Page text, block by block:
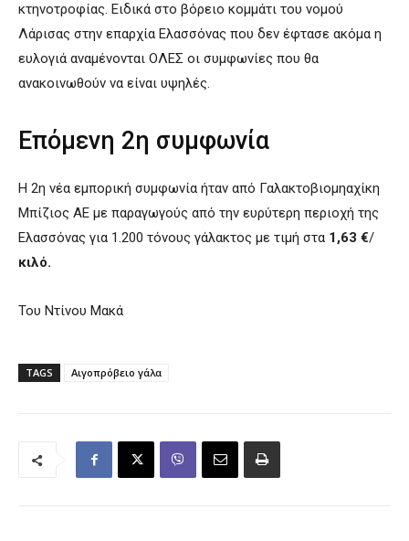
κτηνοτροφίας. Ειδικά στο βόρειο κομμάτι του νομού
Λάρισας στην επαρχία Ελασσόνας που δεν έφτασε ακόμα η
ευλογιά αναμένονται ΟΛΕΣ οι συμφωνίες που θα
ανακοινωθούν να είναι υψηλές.
Επόμενη 2η συμφωνία
Η 2η νέα εμπορική συμφωνία ήταν από Γαλακτοβιομηαχίκη
Μπίζιος ΑΕ με παραγωγούς από την ευρύτερη περιοχή της
Ελασσόνας για 1.200 τόνους γάλακτος µε τιμή στα 1,63 €/
κιλό.
Του Ντίνου Μακά
TAGS Αιγοπρόβειο γάλα